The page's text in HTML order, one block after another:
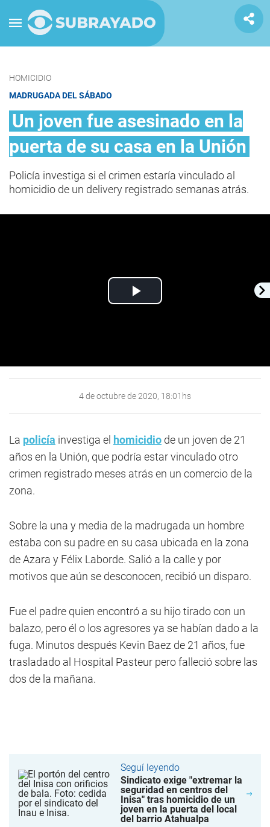
HOMICIDIO
MADRUGADA DEL SÁBADO
Un joven fue asesinado en la
puerta de su casa en la Unión
Policía investiga si el crimen estaría vinculado al
homicidio de un delivery registrado semanas atrás.
Play
4 de octubre de 2020, 18:01hs
La policía investiga el homicidio de un joven de 21
años en la Unión, que podría estar vinculado otro
crimen registrado meses atrás en un comercio de la
zona.
Sobre la una y media de la madrugada un hombre
estaba con su padre en su casa ubicada en la zona
de Azara y Félix Laborde. Salió a la calle y por
motivos que aún se desconocen, recibió un disparo.
Fue el padre quien encontró a su hijo tirado con un
balazo, pero él o los agresores ya se habían dado a la
fuga. Minutos después Kevin Baez de 21 años, fue
trasladado al Hospital Pasteur pero falleció sobre las
dos de la mañana.
Seguí leyendo
Sindicato exige "extremar la
seguridad en centros del
Inisa" tras homicidio de un
joven en la puerta del local
del barrio Atahualpa